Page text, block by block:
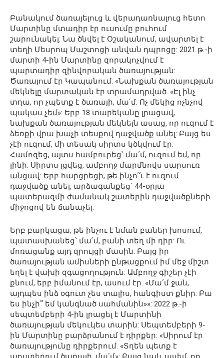
Բանակում ծառայելուց և վերադառնալուց հետո
Մարտինը մտադիր էր ուսումը բուհում
շարունակել: Նա ծնվել է Օշականում, ավարտել է
տեղի Մեսրոպ Մաշտոցի անվան դպրոցը: 2021 թ.-ի
մարտի 4-ին Մարտինը զորակոչվում է
պարտադիր զինվորական ծառայության:
Ծառայում էր Կապանում: «Նախքան ծառայության
մեկնելը մարտական էր տրամադրված. «Էլ ինչ
տղա, որ չպետք է ծառայի, մա՛մ: Ոչ մեկից ոչնչով
պակաս չեմ»: Երբ 18 տարեկանը լրացավ,
նախքան ծառայության մեկնելն ասաց, որ ուզում է
ձեռքի վրա խաչի տեսքով դաջվածք անել: Բայց ես
չէի ուզում, մի տեսակ սիրտս կծկվում էր:
Համոզեց, այտս համբուրեց՝ մա՛մ, ուզում եմ, որ
լինի: Սիրտս լցվեց, ամբողջ մարմնովս սարսուռ
անցավ: Երբ հարցրեցի, թե ինչո՞ւ է ուզում
դաջվածք անել, արձագանքեց՝ 44-օրյա
պատերազմի ժամանակ շատերին դաջվածքների
միջոցով են ճանաչել:
Երբ բարկացա, թե ինչու է նման բաներ խոսում,
պատասխանեց՝ մա՛մ, բանի տեղ մի դիր: Ու
մոռացանք այդ զրույցի մասին: Բայց իր
ծառայության ամիսների ընթացքում իմ մեջ միշտ
եղել է վախի զգացողություն: Ամբողջ գիշեր չէի
քնում, երբ իմանում էր, ասում էր. «Մա՛մ ջան,
այդպես ինձ օգուտ չես տալիս, հանգիստ քնիր: Բա
ես ինչի՞ եմ կանգնած սահմանին»»: 2022 թ.-ի
սեպտեմբերի 4-ին լրացել է Մարտինի
ծառայության մեկուկես տարին: Սեպտեմբերի 9-
ին Մարտինը բարձրանում է դիրքեր: «Սիրում էր
ծառայությունը դիրքերում. «Տղեն պետք է